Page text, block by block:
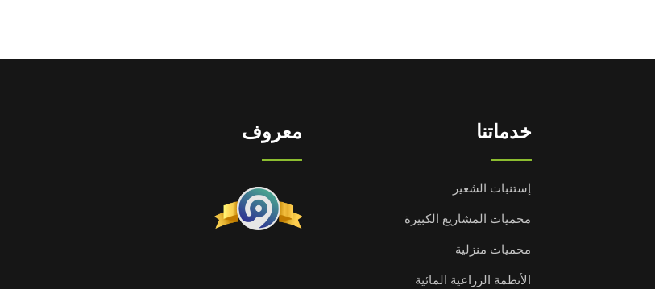
خدماتنا
إستنبات الشعير
محميات المشاريع الكبيرة
محميات منزلية
الأنظمة الزراعية المائية
معروف